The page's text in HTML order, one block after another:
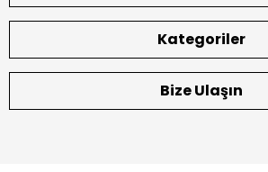
Kategoriler
Bize Ulaşın